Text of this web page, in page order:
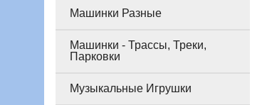
Машинки Разные
Машинки - Трассы, Треки,
Парковки
Музыкальные Игрушки